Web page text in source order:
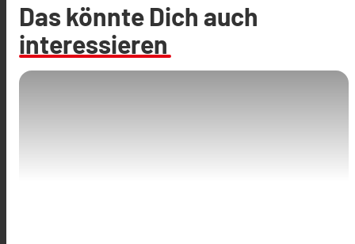
Das könnte Dich auch
interessieren